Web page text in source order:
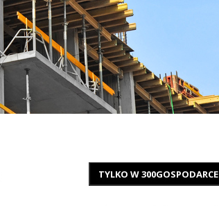
TYLKO W 300GOSPODARCE